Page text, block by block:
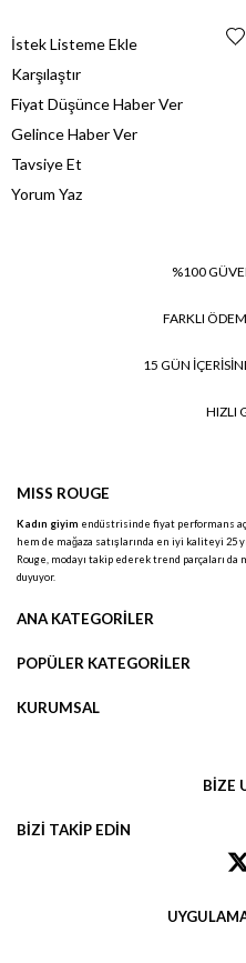
İstek Listeme Ekle
Karşılaştır
Fiyat Düşünce Haber Ver
Gelince Haber Ver
Tavsiye Et
Yorum Yaz
%100
FARKLI
15 GÜN
HIZLI
MISS ROUGE
Kadın giyim endüstrisinde fiyat performans
hem de mağaza satışlarında en iyi kaliteyi 25
Rouge, modayı takip ederek trend parçaları
duyuyor.
ANA KATEGORİLER
POPÜLER KATEGORİLER
KURUMSAL
BİZE
BİZİ TAKİP EDİN